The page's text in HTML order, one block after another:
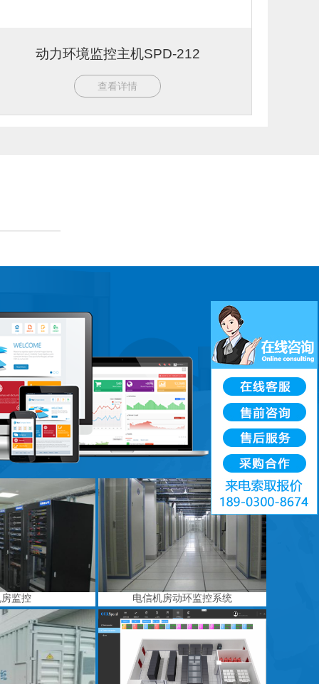
动力环境监控主机SPD-212
查看详情
监控 电信机房动环监控系统